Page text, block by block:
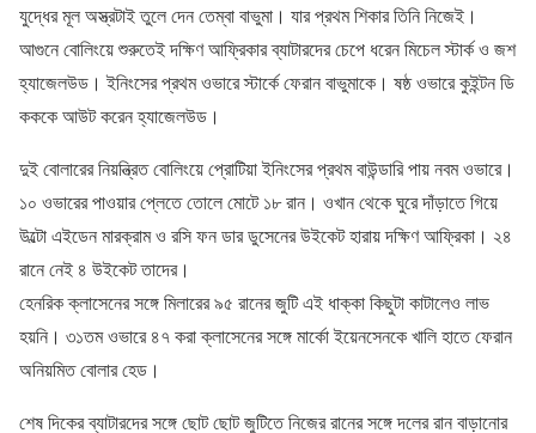
যুদ্ধের মূল অস্ত্রটাই তুলে দেন তেম্বা বাভুমা। যার প্রথম শিকার তিনি নিজেই।
আগুনে বোলিংয়ে শুরুতেই দক্ষিণ আফ্রিকার ব্যাটারদের চেপে ধরেন মিচেল স্টার্ক ও জশ
হ্যাজেলউড। ইনিংসের প্রথম ওভারে স্টার্কে ফেরান বাভুমাকে। ষষ্ঠ ওভারে কুইন্টন ডি
কককে আউট করেন হ্যাজেলউড।
দুই বোলারের নিয়ন্ত্রিত বোলিংয়ে প্রোটিয়া ইনিংসের প্রথম বাউন্ডারি পায় নবম ওভারে।
১০ ওভারের পাওয়ার প্লেতে তোলে মোটে ১৮ রান। ওখান থেকে ঘুরে দাঁড়াতে গিয়ে
উল্টো এইডেন মারক্রাম ও রসি ফন ডার ডুসেনের উইকেট হারায় দক্ষিণ আফ্রিকা। ২৪
রানে নেই ৪ উইকেট তাদের।
হেনরিক ক্লাসেনের সঙ্গে মিলারের ৯৫ রানের জুটি এই ধাক্কা কিছুটা কাটালেও লাভ
হয়নি। ৩১তম ওভারে ৪৭ করা ক্লাসেনের সঙ্গে মার্কো ইয়েনসেনকে খালি হাতে ফেরান
অনিয়মিত বোলার হেড।
শেষ দিকের ব্যাটারদের সঙ্গে ছোট ছোট জুটিতে নিজের রানের সঙ্গে দলের রান বাড়ানোর